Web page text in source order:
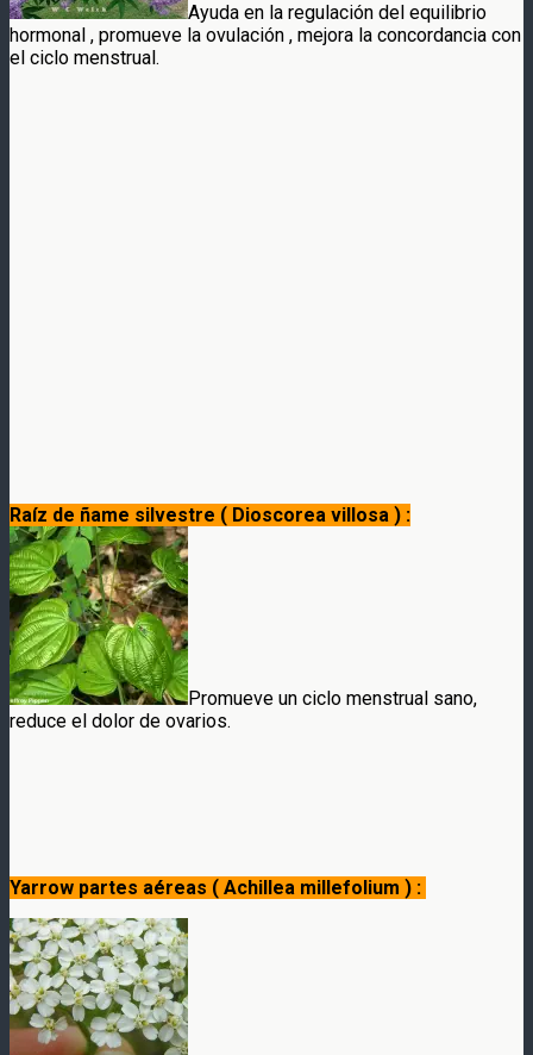
Ayuda en la regulación del equilibrio
hormonal , promueve la ovulación , mejora la concordancia con
el ciclo menstrual.
Raíz de ñame silvestre ( Dioscorea villosa ) :
Promueve un ciclo menstrual sano,
reduce el dolor de ovarios.
Yarrow partes aéreas ( Achillea millefolium ) :